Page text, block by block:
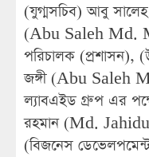
(যুগ্মসচিব) আবু সালেহ
(Abu Saleh Md.
পরিচালক (প্রশাসন),
জঙ্গী (Abu Saleh
ল্যাবএইড গ্রুপ এর
রহমান (Md.
(বিজনেস